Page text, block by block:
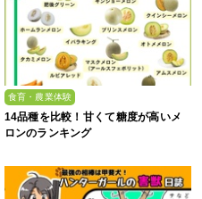
食育・農業体験
14品種を比較！甘くて糖度が高いメ
ロンのランキング